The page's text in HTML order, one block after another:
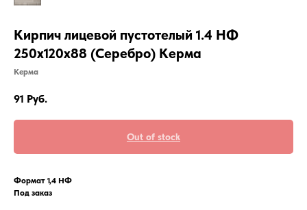
Кирпич лицевой пустотелый 1.4 НФ
250x120x88 (Серебро) Керма
Керма
91 Руб.
Out of stock
Формат 1,4 НФ
Под заказ